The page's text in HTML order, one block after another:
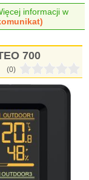
informacji w
700
(0)